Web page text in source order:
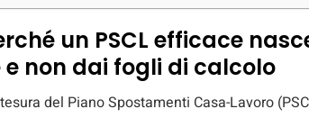
un PSCL efficace
non dai fogli di calcolo
del Piano Spostamenti Casa-Lavoro